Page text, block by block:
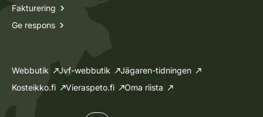
Fakturering
Ge respons
Webbutik Jvf-webbutik
Jägaren-tidningen
Kosteikko.fi
Vieraspeto.fi Oma riista